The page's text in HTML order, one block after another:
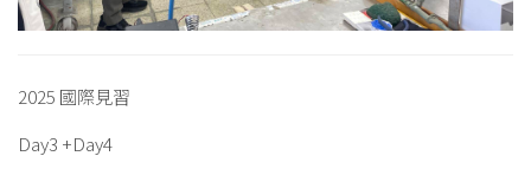
2025 國際見習
Day3 +Day4